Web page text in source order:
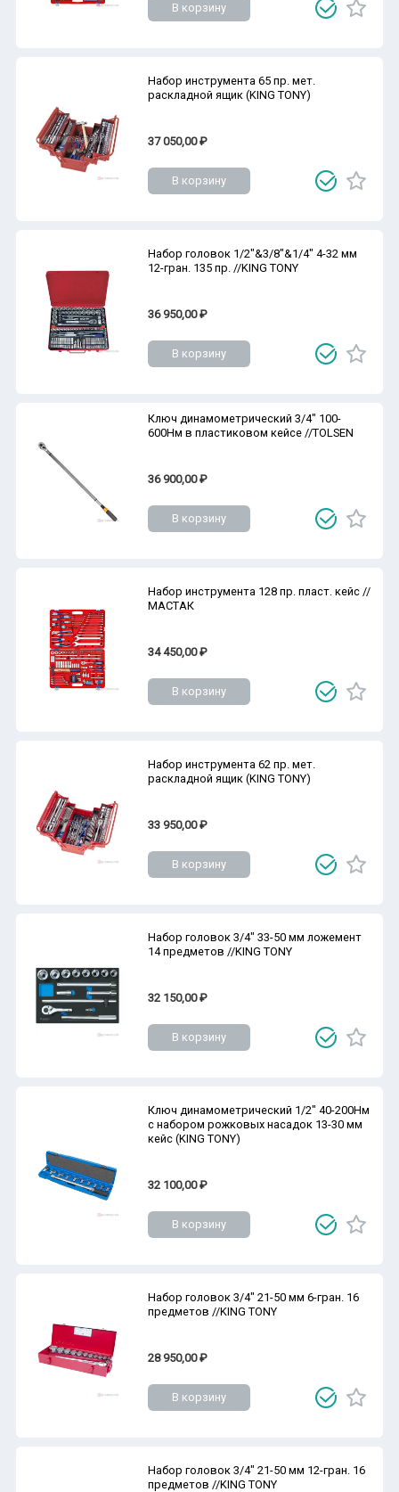
В корзину
Набор инструмента 65 пр. мет.
раскладной ящик (KING TONY)
37 050,00 ₽
В корзину
Набор головок 1/2"&3/8"&1/4" 4-32 мм
12-гран. 135 пр. //KING TONY
36 950,00 ₽
В корзину
Ключ динамометрический 3/4" 100-
600Нм в пластиковом кейсе //TOLSEN
36 900,00 ₽
В корзину
Набор инструмента 128 пр. пласт. кейс //
МАСТАК
34 450,00 ₽
В корзину
Набор инструмента 62 пр. мет.
раскладной ящик (KING TONY)
33 950,00 ₽
В корзину
Набор головок 3/4" 33-50 мм ложемент
14 предметов //KING TONY
32 150,00 ₽
В корзину
Ключ динамометрический 1/2" 40-200Нм
с набором рожковых насадок 13-30 мм
кейс (KING TONY)
32 100,00 ₽
В корзину
Набор головок 3/4" 21-50 мм 6-гран. 16
предметов //KING TONY
28 950,00 ₽
В корзину
Набор головок 3/4" 21-50 мм 12-гран. 16
предметов //KING TONY